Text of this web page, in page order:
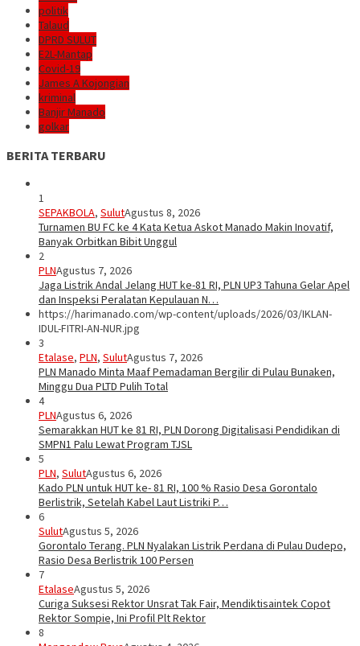
politik
Talaud
DPRD SULUT
E2L-Mantap
Covid-19
James A Kojongian
kriminal
Banjir Manado
golkar
BERITA TERBARU
1
SEPAKBOLA, SulutAgustus 8, 2026
Turnamen BU FC ke 4 Kata Ketua Askot Manado Makin Inovatif,
Banyak Orbitkan Bibit Unggul
2
PLNAgustus 7, 2026
Jaga Listrik Andal Jelang HUT ke-81 RI, PLN UP3 Tahuna Gelar Apel
dan Inspeksi Peralatan Kepulauan N…
https://harimanado.com/wp-content/uploads/2026/03/IKLAN-
IDUL-FITRI-AN-NUR.jpg
3
Etalase, PLN, SulutAgustus 7, 2026
PLN Manado Minta Maaf Pemadaman Bergilir di Pulau Bunaken,
Minggu Dua PLTD Pulih Total
4
PLNAgustus 6, 2026
Semarakkan HUT ke 81 RI, PLN Dorong Digitalisasi Pendidikan di
SMPN1 Palu Lewat Program TJSL
5
PLN, SulutAgustus 6, 2026
Kado PLN untuk HUT ke- 81 RI, 100 % Rasio Desa Gorontalo
Berlistrik, Setelah Kabel Laut Listriki P…
6
SulutAgustus 5, 2026
Gorontalo Terang. PLN Nyalakan Listrik Perdana di Pulau Dudepo,
Rasio Desa Berlistrik 100 Persen
7
EtalaseAgustus 5, 2026
Curiga Suksesi Rektor Unsrat Tak Fair, Mendiktisaintek Copot
Rektor Sompie, Ini Profil Plt Rektor
8